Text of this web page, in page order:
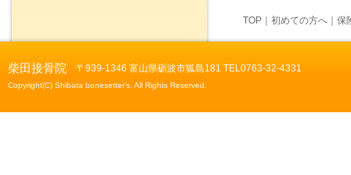
TOP 初めての方へ 保
柴田接骨院 〒939-1346 富山県砺波市狐島181 TEL0763-32-4331
Copyright(C) Shibata bonesetter's. All Rights Reserved.